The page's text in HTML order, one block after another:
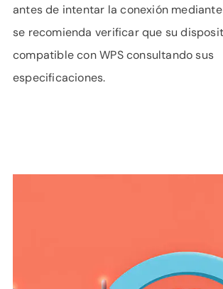
antes de intentar la conexión
se recomienda verificar que su
compatible con WPS consultando sus
especificaciones.